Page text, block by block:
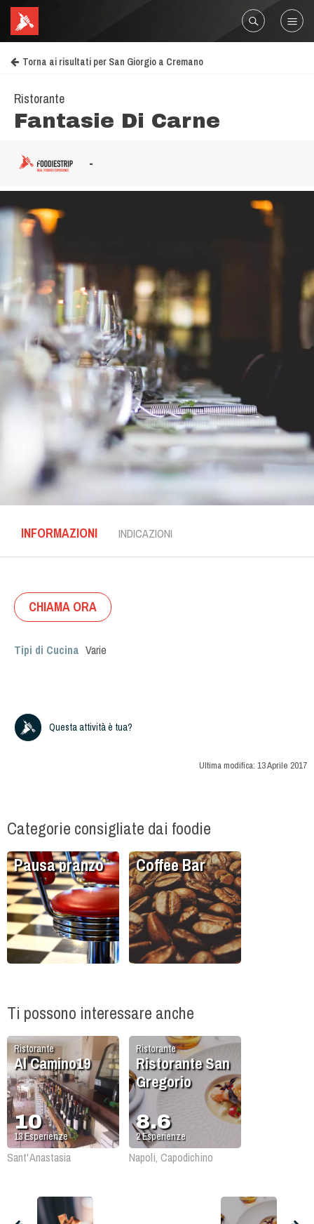
Torna ai risultati per San Giorgio a Cremano
Ristorante
Fantasie Di Carne
-
INFORMAZIONI INDICAZIONI
CHIAMA ORA
Tipi di Cucina Varie
Questa attività è tua?
Ultima modifica: 13 Aprile 2017
Categorie consigliate dai foodie
Pausa pranzo Coffee Bar
Ti possono interessare anche
Ristorante
Al Camino19
10
13Esperienze
Sant'Anastasia
Ristorante
Ristorante San
Gregorio
8.6
2Esperienze
Napoli, Capodichino